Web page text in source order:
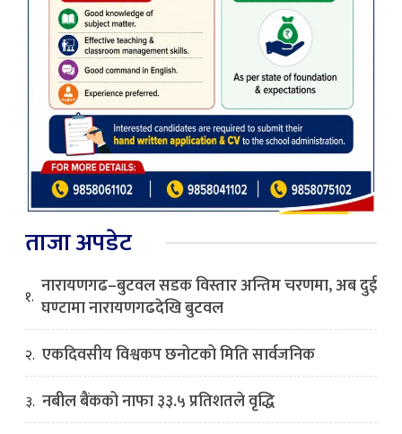
ताजा अपडेट
१. नारायणगढ–बुटवल सडक विस्तार अन्तिम चरणमा, अब दुई
घण्टामा नारायणगढदेखि बुटवल
२. एकदिवसीय विश्वकप छनोटको मिति सार्वजनिक
३. नबील बैंकको नाफा ३३.५ प्रतिशतले वृद्धि